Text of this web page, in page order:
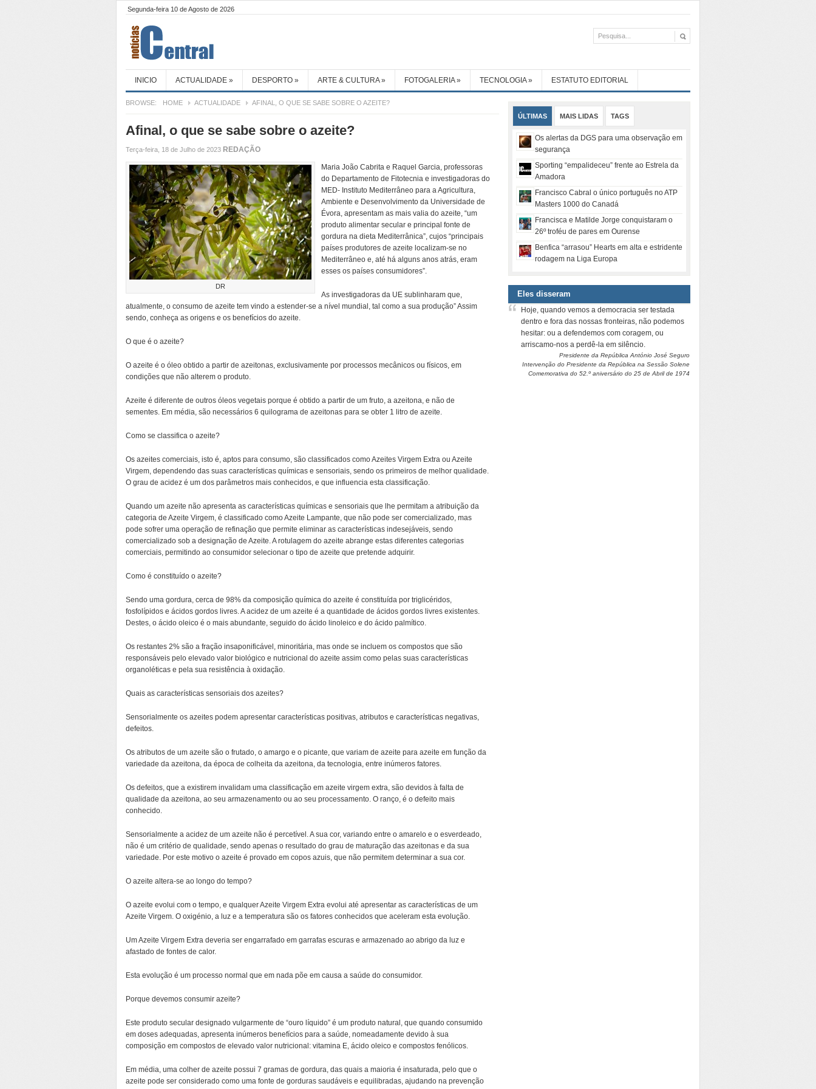
Segunda-feira 10 de Agosto de 2026
INICIO ACTUALIDADE » DESPORTO » ARTE & CULTURA» FOTOGALERIA» TECNOLOGIA» ESTATUTO EDITORIAL
BROWSE: HOME ACTUALIDADE AFINAL, O QUE SE SABE SOBRE O AZEITE?
Afinal, o que se sabe sobre o azeite?
Terça-feira, 18 de Julho de 2023 REDAÇÃO
DR
Maria João Cabrita e Raquel Garcia, professoras
do Departamento de Fitotecnia e investigadoras do
MED- Instituto Mediterrâneo para a Agricultura,
Ambiente e Desenvolvimento da Universidade de
Évora, apresentam as mais valia do azeite, “um
produto alimentar secular e principal fonte de
gordura na dieta Mediterrânica”, cujos “principais
países produtores de azeite localizam-se no
Mediterrâneo e, até há alguns anos atrás, eram
esses os países consumidores”.
As investigadoras da UE sublinharam que,
atualmente, o consumo de azeite tem vindo a estender-se a nível mundial, tal como a sua produção” Assim
sendo, conheça as origens e os benefícios do azeite.
O que é o azeite?
O azeite é o óleo obtido a partir de azeitonas, exclusivamente por processos mecânicos ou físicos, em
condições que não alterem o produto.
Azeite é diferente de outros óleos vegetais porque é obtido a partir de um fruto, a azeitona, e não de
sementes. Em média, são necessários 6 quilograma de azeitonas para se obter 1 litro de azeite.
Como se classifica o azeite?
Os azeites comerciais, isto é, aptos para consumo, são classificados como Azeites Virgem Extra ou Azeite
Virgem, dependendo das suas características químicas e sensoriais, sendo os primeiros de melhor qualidade.
O grau de acidez é um dos parâmetros mais conhecidos, e que influencia esta classificação.
Quando um azeite não apresenta as características químicas e sensoriais que lhe permitam a atribuição da
categoria de Azeite Virgem, é classificado como Azeite Lampante, que não pode ser comercializado, mas
pode sofrer uma operação de refinação que permite eliminar as características indesejáveis, sendo
comercializado sob a designação de Azeite. A rotulagem do azeite abrange estas diferentes categorias
comerciais, permitindo ao consumidor selecionar o tipo de azeite que pretende adquirir.
Como é constituído o azeite?
Sendo uma gordura, cerca de 98% da composição química do azeite é constituída por triglicéridos,
fosfolípidos e ácidos gordos livres. A acidez de um azeite é a quantidade de ácidos gordos livres existentes.
Destes, o ácido oleico é o mais abundante, seguido do ácido linoleico e do ácido palmítico.
Os restantes 2% são a fração insaponificável, minoritária, mas onde se incluem os compostos que são
responsáveis pelo elevado valor biológico e nutricional do azeite assim como pelas suas características
organoléticas e pela sua resistência à oxidação.
Quais as características sensoriais dos azeites?
Sensorialmente os azeites podem apresentar características positivas, atributos e características negativas,
defeitos.
Os atributos de um azeite são o frutado, o amargo e o picante, que variam de azeite para azeite em função da
variedade da azeitona, da época de colheita da azeitona, da tecnologia, entre inúmeros fatores.
Os defeitos, que a existirem invalidam uma classificação em azeite virgem extra, são devidos à falta de
qualidade da azeitona, ao seu armazenamento ou ao seu processamento. O ranço, é o defeito mais
conhecido.
Sensorialmente a acidez de um azeite não é percetível. A sua cor, variando entre o amarelo e o esverdeado,
não é um critério de qualidade, sendo apenas o resultado do grau de maturação das azeitonas e da sua
variedade. Por este motivo o azeite é provado em copos azuis, que não permitem determinar a sua cor.
O azeite altera-se ao longo do tempo?
O azeite evolui com o tempo, e qualquer Azeite Virgem Extra evolui até apresentar as características de um
Azeite Virgem. O oxigénio, a luz e a temperatura são os fatores conhecidos que aceleram esta evolução.
Um Azeite Virgem Extra deveria ser engarrafado em garrafas escuras e armazenado ao abrigo da luz e
afastado de fontes de calor.
Esta evolução é um processo normal que em nada põe em causa a saúde do consumidor.
Porque devemos consumir azeite?
Este produto secular designado vulgarmente de “ouro líquido” é um produto natural, que quando consumido
em doses adequadas, apresenta inúmeros benefícios para a saúde, nomeadamente devido à sua
composição em compostos de elevado valor nutricional: vitamina E, ácido oleico e compostos fenólicos.
Em média, uma colher de azeite possui 7 gramas de gordura, das quais a maioria é insaturada, pelo que o
azeite pode ser considerado como uma fonte de gorduras saudáveis e equilibradas, ajudando na prevenção
ÚLTIMAS MAIS LIDAS TAGS
Os alertas da DGS para uma observação em
segurança
Sporting “empalideceu” frente ao Estrela da
Amadora
Francisco Cabral o único português no ATP
Masters 1000 do Canadá
Francisca e Matilde Jorge conquistaram o
26º troféu de pares em Ourense
Benfica “arrasou” Hearts em alta e estridente
rodagem na Liga Europa
Eles disseram
Hoje, quando vemos a democracia ser testada
dentro e fora das nossas fronteiras, não podemos
hesitar: ou a defendemos com coragem, ou
arriscamo-nos a perdê-la em silêncio.
Presidente da República António José Seguro
Intervenção do Presidente da República na Sessão Solene
Comemorativa do 52.º aniversário do 25 de Abril de 1974